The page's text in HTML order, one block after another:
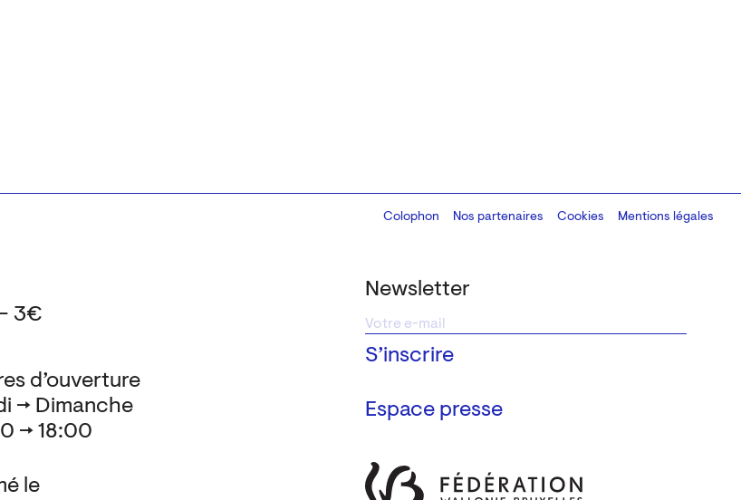
Newsletter
Espace presse
d’ouverture
→ Dimanche
→ 18:00
le
3€
Colophon
Design:Marcel Kaczmarek, code:8080.studio
Nos partenaires Cookies Mentions légales